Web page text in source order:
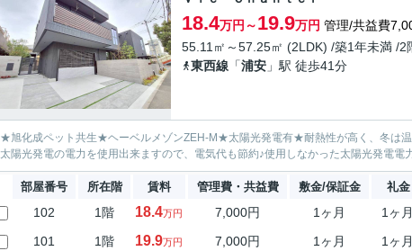
18.4万円～19.9万円 管理/共益費
55.11㎡～57.25㎡ (2LDK) /築1年未満 /2
東西線 「浦安 」駅 徒歩41分
★旭化成ペット共生★ヘーベルメゾンZEH-M★太陽光発電有★耐熱性が高く、冬は
太陽光発電の電力を使用出来ますので、電気代も節約♪使用しなかった太陽光発電
部屋番号 所在階 賃料 管理費・共益費 敷金/保証金 礼金
102 1階 18.4万円 7,000円 1ヶ月 1ヶ月
101 1階 19.9万円 7,000円 1ヶ月 1ヶ月